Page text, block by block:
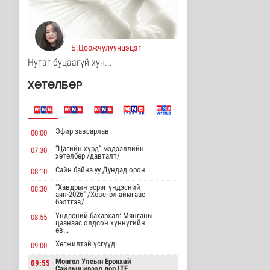
Ц.Сандаг-Очир: COP17
ба COP31 хурлын
уялдаа нь Р..
Байгаль орчин
3 цаг 17 минутын өмнө
4 цаг 32 минутын өмнө
Нийслэлийн цэцэрлэгт
хамрагдах I шатны
бүртгэл э..
Нийгэм
Долоодугаар сард
бүртгэгджээ
4 цаг 51 минутын өмнө
Мал угаалгын ажил
Б.Цоожчулуунцэцэг
Нутаг буцаагүй хун...
ХӨТӨЛБӨР
00:00 Эфир завсарлав
07:30
“Цагийн хүрд” мэдээллийн
хөтөлбөр /давталт/
08:10
Сайн байна уу Дундад орон
08:30
"Хавдрын эсрэг үндэсний
аян-2026" /Хөвсгөл аймгаас
бэлтгэв/
08:55
Үндэсний бахархал: Мянганы
цаанаас олдсон хүннүгийн
өв...
09:00
Хөгжилтэй үсгүүд
09:55
Монгол Улсын Ерөнхий